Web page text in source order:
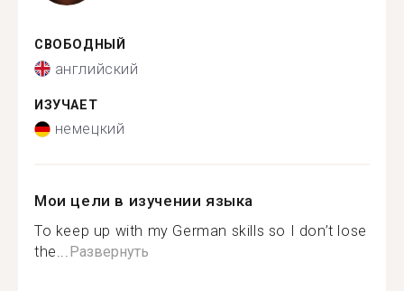
СВОБОДНЫЙ
английский
ИЗУЧАЕТ
немецкий
Мои цели в изучении языка
To keep up with my German skills so I don’t lose
the...Развернуть